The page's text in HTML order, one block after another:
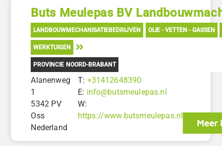
Buts Meulepas BV
LANDBOUWMECHANISATIEBEDRIJVEN OLIE - VETTEN - GASSEN
WERKTUIGEN
PROVINCIE NOORD-BRABANT
Alanenweg
1
5342 PV
Oss
Nederland
T: +31412648390
E: info@butsmeulepas.nl
W:
https://www.butsmeulepas.nl
Meer